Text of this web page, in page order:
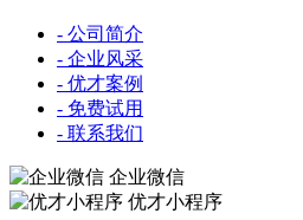
- 公司简介
- 企业风采
- 优才案例
- 免费试用
- 联系我们
企业微信
优才小程序